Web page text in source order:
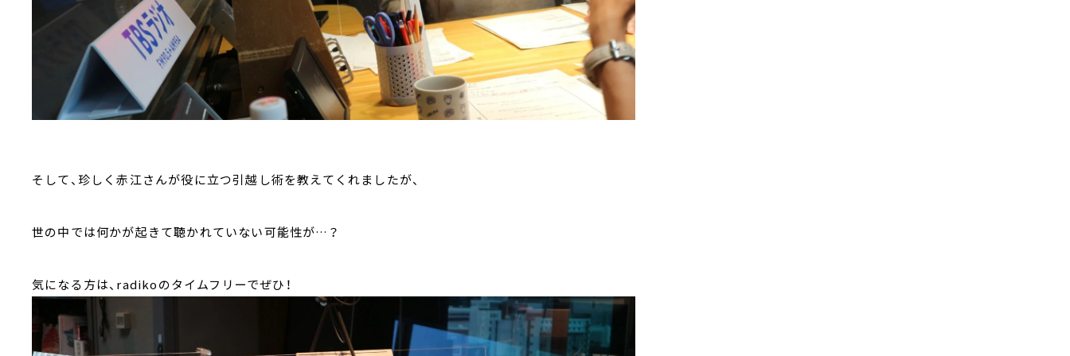
そして、珍しく赤江さんが役に立つ引越し術を教えてくれましたが、
世の中では何かが起きて聴かれていない可能性が…？
気になる方は、radikoのタイムフリーでぜひ！